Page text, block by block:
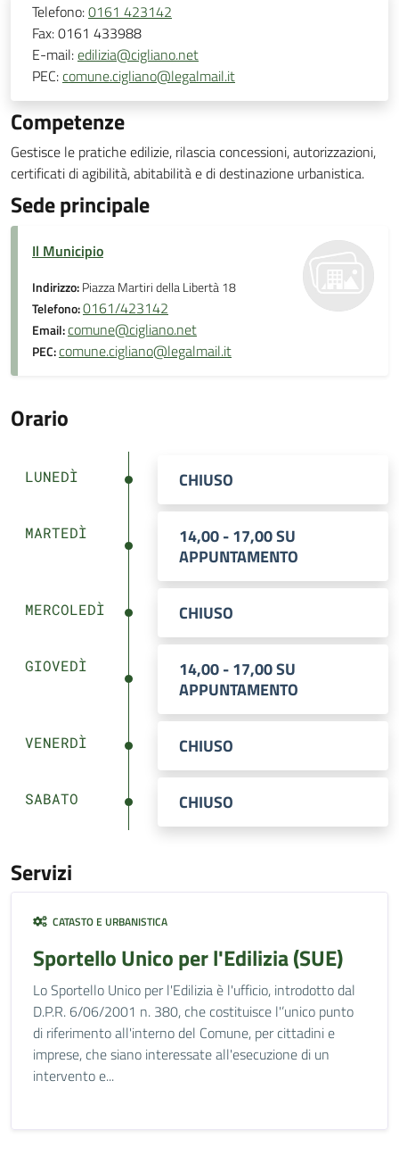
Telefono:0161 423142
Fax:0161 433988
E-mail:edilizia@cigliano.net
PEC:comune.cigliano@legalmail.it
Competenze
Gestisce le pratiche edilizie, rilascia concessioni, autorizzazioni,
certificati di agibilità, abitabilità e di destinazione urbanistica.
Sede principale
Il Municipio
Indirizzo:Piazza Martiri della Libertà 18
Telefono:0161/423142
Email:comune@cigliano.net
PEC:comune.cigliano@legalmail.it
Orario
LUNEDÌ CHIUSO
MARTEDÌ
14,00 - 17,00 SU
APPUNTAMENTO
MERCOLEDÌ CHIUSO
GIOVEDÌ
14,00 - 17,00 SU
APPUNTAMENTO
VENERDÌ CHIUSO
SABATO CHIUSO
Servizi
CATASTO E URBANISTICA
Sportello Unico per l'Edilizia (SUE)
Lo Sportello Unico per l'Edilizia è l'ufficio, introdotto dal
D.P.R. 6/06/2001 n. 380, che costituisce l'’unico punto
di riferimento all'interno del Comune, per cittadini e
imprese, che siano interessate all'esecuzione di un
intervento e...